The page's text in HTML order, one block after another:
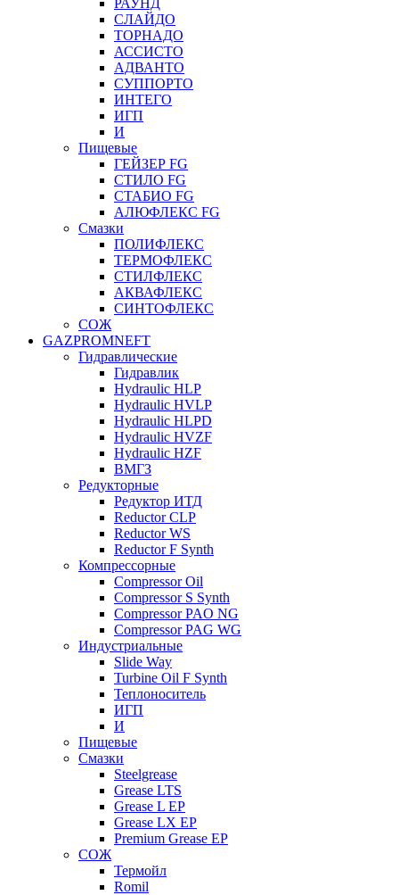
РАУНД
СЛАЙДО
ТОРНАДО
АССИСТО
АДВАНТО
СУППОРТО
ИНТЕГО
ИГП
И
Пищевые
ГЕЙЗЕР FG
СТИЛО FG
СТАБИО FG
АЛЮФЛЕКС FG
Смазки
ПОЛИФЛЕКС
ТЕРМОФЛЕКС
СТИЛФЛЕКС
АКВАФЛЕКС
СИНТОФЛЕКС
СОЖ
GAZPROMNEFT
Гидравлические
Гидравлик
Hydraulic HLP
Hydraulic HVLP
Hydraulic HLPD
Hydraulic HVZF
Hydraulic HZF
ВМГЗ
Редукторные
Редуктор ИТД
Reductor CLP
Reductor WS
Reductor F Synth
Компрессорные
Compressor Oil
Compressor S Synth
Compressor PAO NG
Compressor PAG WG
Индустриальные
Slide Way
Turbine Oil F Synth
Теплоноситель
ИГП
И
Пищевые
Смазки
Steelgrease
Grease LTS
Grease L EP
Grease LX EP
Premium Grease EP
СОЖ
Термойл
Romil